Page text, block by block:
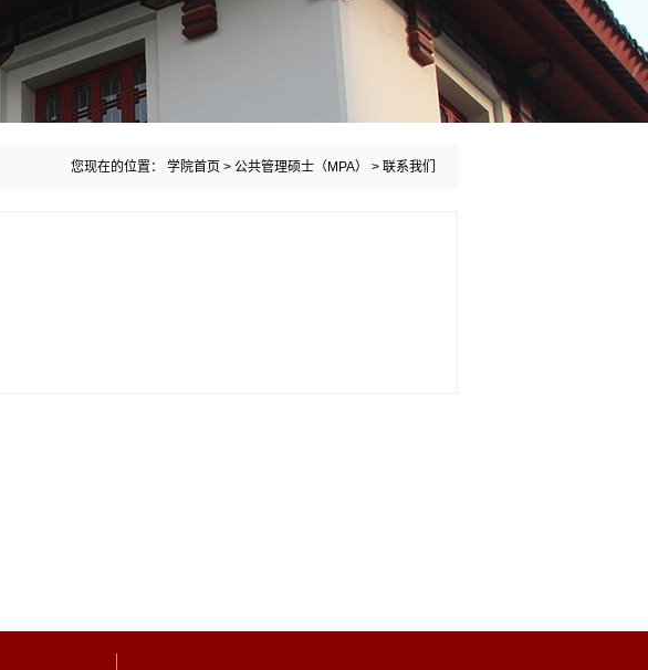
您现在的位置： 学院首页 > 公共管理硕士（MPA） > 联系我们